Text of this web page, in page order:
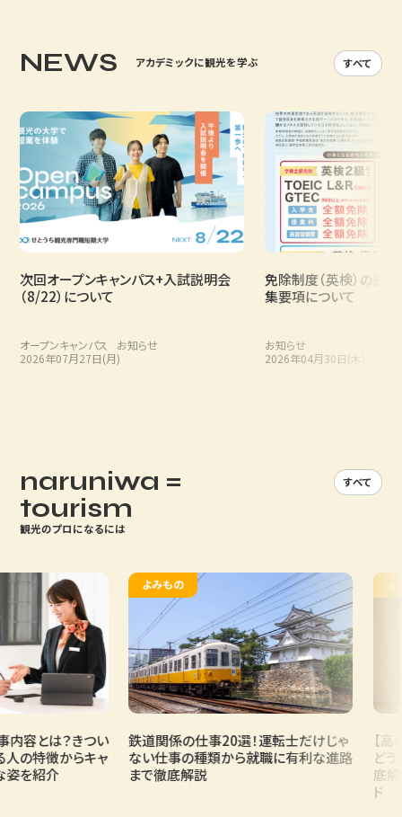
NEWS アカデミックに観光を学ぶ すべて
次回オープンキャンパス+入試説明会
（8/22）について
オープンキャンパス
お知らせ
2026年07月27日(月)
免除制度（英検）の拡
集要項について
お知らせ
2026年04月30日(木)
naruniwa =
tourism
観光のプロになるには
すべて
とは？きつい
特徴からキャ
を紹介
よみもの
鉄道関係の仕事20選！運転士だけじゃ
ない仕事の種類から就職に有利な進路
まで徹底解説
よみ
【高
どう
底解